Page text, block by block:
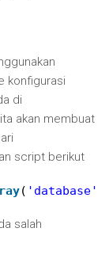
konfigurasi
di
akan membuat
script berikut
( 'database'
salah